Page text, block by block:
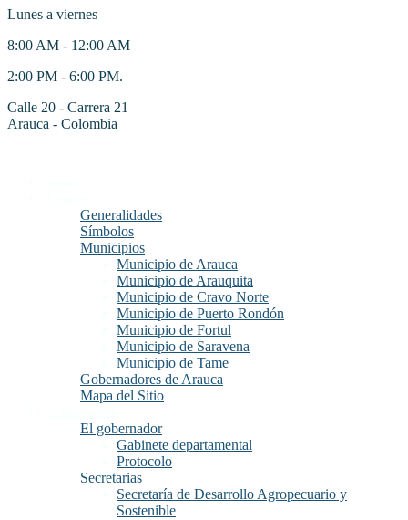
Lunes a viernes
8:00 AM - 12:00 AM
2:00 PM - 6:00 PM.
Calle 20 - Carrera 21
Arauca - Colombia
Generalidades
Símbolos
Municipios
Municipio de Arauca
Municipio de Arauquita
Municipio de Cravo Norte
Municipio de Puerto Rondón
Municipio de Fortul
Municipio de Saravena
Municipio de Tame
Gobernadores de Arauca
Mapa del Sitio
El gobernador
Gabinete departamental
Protocolo
Secretarias
Secretaría de Desarrollo Agropecuario y
Sostenible